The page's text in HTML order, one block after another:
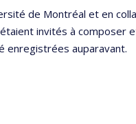
de Montréal et en
invités à composer
enregistrées auparavant.